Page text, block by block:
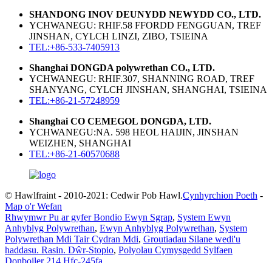
SHANDONG INOV DEUNYDD NEWYDD CO., LTD.
YCHWANEGU: RHIF.58 FFORDD FENGGUAN, TREF
JINSHAN, CYLCH LINZI, ZIBO, TSIEINA
TEL:+86-533-7405913
Shanghai DONGDA polywrethan CO., LTD.
YCHWANEGU: RHIF.307, SHANNING ROAD, TREF
SHANYANG, CYLCH JINSHAN, SHANGHAI, TSIEINA
TEL:+86-21-57248959
Shanghai CO CEMEGOL DONGDA, LTD.
YCHWANEGU:NA. 598 HEOL HAIJIN, JINSHAN
WEIZHEN, SHANGHAI
TEL:+86-21-60570688
© Hawlfraint - 2010-2021: Cedwir Pob Hawl.Cynhyrchion Poeth -
Map o'r Wefan
Rhwymwr Pu ar gyfer Bondio Ewyn Sgrap, System Ewyn
Anhyblyg Polywrethan, Ewyn Anhyblyg Polywrethan, System
Polywrethan Mdi Tair Cydran Mdi, Groutiadau Silane wedi'u
haddasu. Rasin. Dŵr-Stopio, Polyolau Cymysgedd Sylfaen